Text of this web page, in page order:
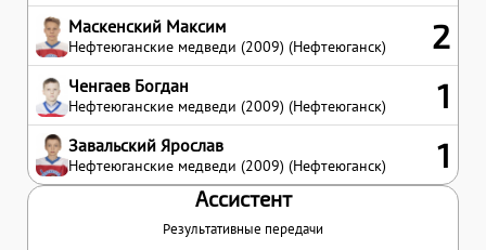
Маскенский Максим
Нефтеюганские медведи (2009) (Нефтеюганск) 2
Ченгаев Богдан
Нефтеюганские медведи (2009) (Нефтеюганск) 1
Завальский Ярослав
Нефтеюганские медведи (2009) (Нефтеюганск) 1
Ассистент
Результативные передачи